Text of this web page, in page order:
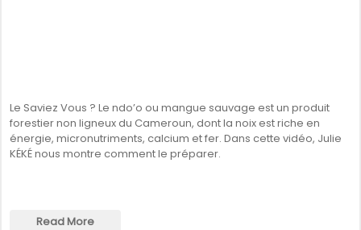
Le Saviez Vous ? Le ndo’o ou mangue sauvage est un produit
forestier non ligneux du Cameroun, dont la noix est riche en
énergie, micronutriments, calcium et fer. Dans cette vidéo, Julie
KÉKÉ nous montre comment le préparer.
Read More